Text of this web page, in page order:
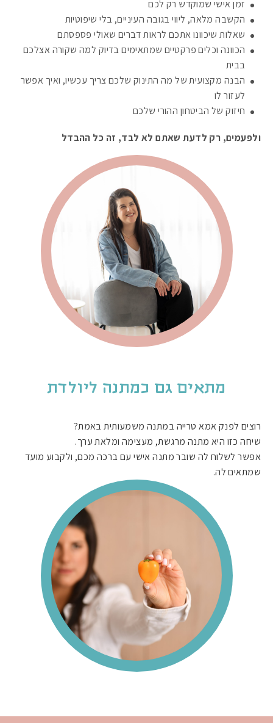
זמן אישי שמוקדש רק לכם
הקשבה מלאה, ליווי בגובה העיניים, בלי שיפוטיות
שאלות שיכוונו אתכם לראות דברים שאולי פספסתם
הכוונה וכלים פרקטיים שמתאימים בדיוק למה שקורה אצלכם
בבית
הבנה מקצועית של מה התינוק שלכם צריך עכשיו, ואיך אפשר
לעזור לו
חיזוק של הביטחון ההורי שלכם
ולפעמים, רק לדעת שאתם לא לבד, זה כל ההבדל
מתאים גם כמתנה ליולדת
רוצים לפנק אמא טרייה במתנה משמעותית באמת?
שיחה כזו היא מתנה מרגשת, מעצימה ומלאת ערך.
אפשר לשלוח לה שובר מתנה אישי עם ברכה מכם, ולקבוע מועד
שמתאים לה.